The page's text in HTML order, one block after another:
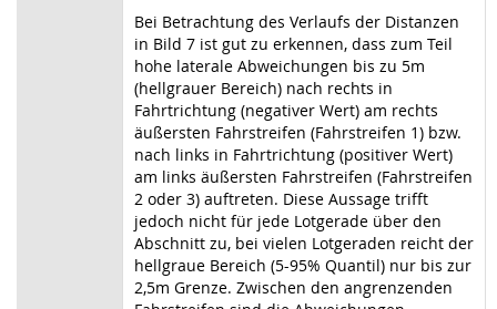
Bei Betrachtung des Verlaufs der Distanzen
in Bild 7 ist gut zu erkennen, dass zum Teil
hohe laterale Abweichungen bis zu 5m
(hellgrauer Bereich) nach rechts in
Fahrtrichtung (negativer Wert) am rechts
äußersten Fahrstreifen (Fahrstreifen 1) bzw.
nach links in Fahrtrichtung (positiver Wert)
am links äußersten Fahrstreifen (Fahrstreifen
2 oder 3) auftreten. Diese Aussage trifft
jedoch nicht für jede Lotgerade über den
Abschnitt zu, bei vielen Lotgeraden reicht der
hellgraue Bereich (5-95% Quantil) nur bis zur
2,5m Grenze. Zwischen den angrenzenden